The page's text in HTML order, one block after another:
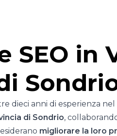
SEO in
dieci anni di esperienza
di Sondrio,
migliorare la loro